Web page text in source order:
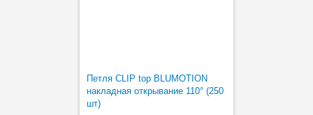
Петля CLIP top BLUMOTION
накладная открывание 110° (250
шт)